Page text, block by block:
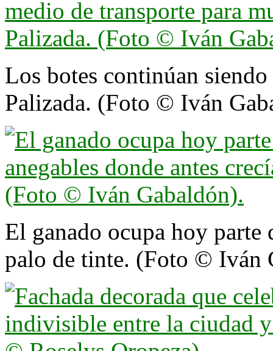
Los botes continúan
Palizada. (Foto © Iván
El ganado ocupa hoy parte
palo de tinte. (Foto © Iván